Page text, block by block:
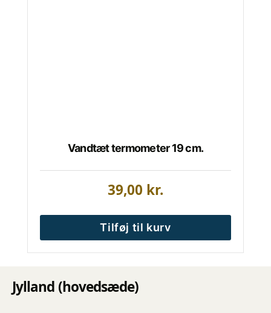
Vandtæt termometer 19 cm.
39,00 kr.
Tilføj til kurv
Jylland (hovedsæde)